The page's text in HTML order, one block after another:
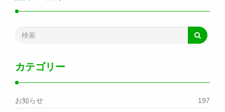
カテゴリー
お知らせ
197